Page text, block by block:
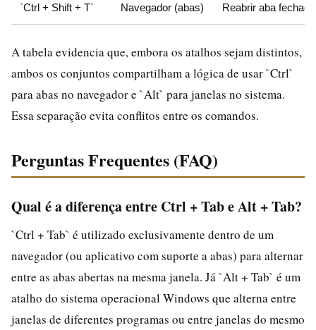
`Ctrl + Shift + T` Navegador (abas) Reabrir aba fechada
A tabela evidencia que, embora os atalhos sejam distintos,
ambos os conjuntos compartilham a lógica de usar `Ctrl`
para abas no navegador e `Alt` para janelas no sistema.
Essa separação evita conflitos entre os comandos.
Perguntas Frequentes (FAQ)
Qual é a diferença entre Ctrl + Tab e Alt + Tab?
`Ctrl + Tab` é utilizado exclusivamente dentro de um
navegador (ou aplicativo com suporte a abas) para alternar
entre as abas abertas na mesma janela. Já `Alt + Tab` é um
atalho do sistema operacional Windows que alterna entre
janelas de diferentes programas ou entre janelas do mesmo